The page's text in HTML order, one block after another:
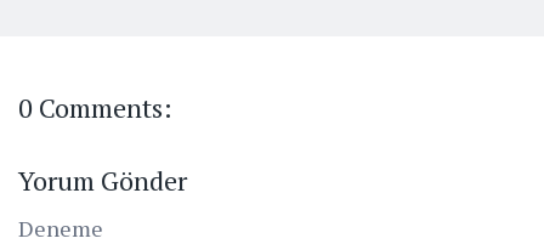
0 Comments:
Yorum Gönder
Deneme